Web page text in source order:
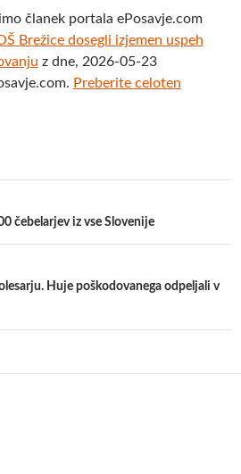
članek portala ePosavje.com
Brežice dosegli izjemen uspeh
z dne, 2026-05-23
Preberite celoten
čebelarjev iz vse Slovenije
Huje poškodovanega odpeljali v